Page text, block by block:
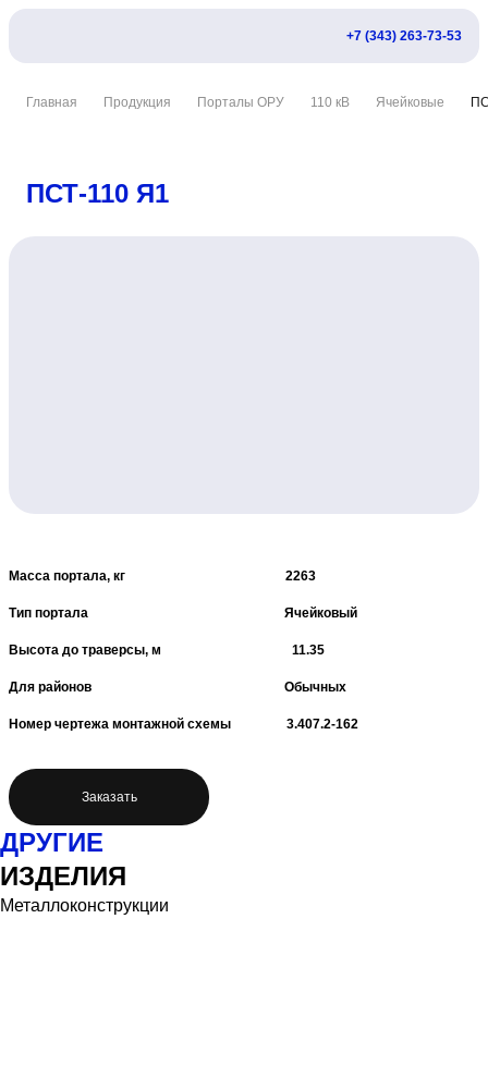
+7 (343) 263-73-53
Главная Продукция Порталы ОРУ 110 кВ Ячейковые
ПСТ-110 Я1
Масса портала, кг 2263
Тип портала Ячейковый
Высота до траверсы, м 11.35
Для районов Обычных
Номер чертежа монтажной схемы 3.407.2-162
Заказать
ДРУГИЕ
ИЗДЕЛИЯ
Металлоконструкции